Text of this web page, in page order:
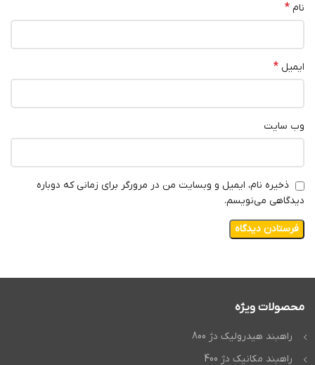
نام *
ایمیل *
وب‌ سایت
ذخیره نام، ایمیل و وبسایت من در مرورگر برای زمانی که دوباره
دیدگاهی می‌نویسم.
محصولات ویژه
راهبند هیدرولیک دژ 800
راهبند مکانیک دژ 400